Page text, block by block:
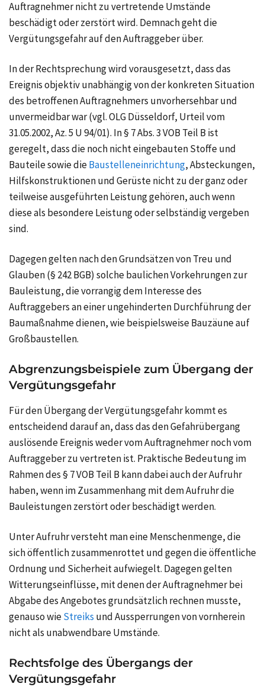
Auftragnehmer nicht zu vertretende Umstände
beschädigt oder zerstört wird. Demnach geht die
Vergütungsgefahr auf den Auftraggeber über.
In der Rechtsprechung wird vorausgesetzt, dass das
Ereignis objektiv unabhängig von der konkreten Situation
des betroffenen Auftragnehmers unvorhersehbar und
unvermeidbar war (vgl. OLG Düsseldorf, Urteil vom
31.05.2002, Az. 5 U 94/01). In § 7 Abs. 3 VOB Teil B ist
geregelt, dass die noch nicht eingebauten Stoffe und
Bauteile sowie dieBaustelleneinrichtung, Absteckungen,
Hilfskonstruktionen und Gerüste nicht zu der ganz oder
teilweise ausgeführten Leistung gehören, auch wenn
diese als besondere Leistung oder selbständig vergeben
sind.
Dagegen gelten nach den Grundsätzen von Treu und
Glauben (§ 242 BGB) solche baulichen Vorkehrungen zur
Bauleistung, die vorrangig dem Interesse des
Auftraggebers an einer ungehinderten Durchführung der
Baumaßnahme dienen, wie beispielsweise Bauzäune auf
Großbaustellen.
Abgrenzungsbeispiele zum Übergang der
Vergütungsgefahr
Für den Übergang der Vergütungsgefahr kommt es
entscheidend darauf an, dass das den Gefahrübergang
auslösende Ereignis weder vom Auftragnehmer noch vom
Auftraggeber zu vertreten ist. Praktische Bedeutung im
Rahmen des § 7 VOB Teil B kann dabei auch der Aufruhr
haben, wenn im Zusammenhang mit dem Aufruhr die
Bauleistungen zerstört oder beschädigt werden.
Unter Aufruhr versteht man eine Menschenmenge, die
sich öffentlich zusammenrottet und gegen die öffentliche
Ordnung und Sicherheit aufwiegelt. Dagegen gelten
Witterungseinflüsse, mit denen der Auftragnehmer bei
Abgabe des Angebotes grundsätzlich rechnen musste,
genauso wieStreiks und Aussperrungen von vornherein
nicht als unabwendbare Umstände.
Rechtsfolge des Übergangs der
Vergütungsgefahr